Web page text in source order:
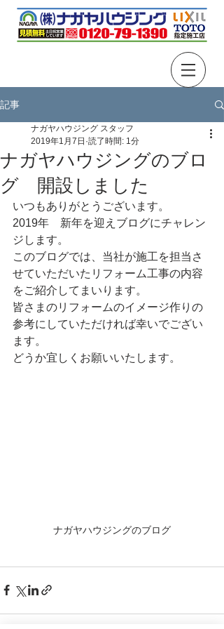
記事
ナガヤハウジングのブロ
グ 開設しました
ナガヤハウジング スタッフ
2019年1月7日 読了時間: 1分
いつもありがとうございます。
2019年　新年を迎えブログにチャレン
ジします。
このブログでは、当社が施工を担当さ
せていただいたリフォーム工事の内容
をご紹介してまいります。
皆さまのリフォームのイメージ作りの
参考にしていただければ幸いでござい
ます。
どうか宜しくお願いいたします。
ナガヤハウジングのブログ